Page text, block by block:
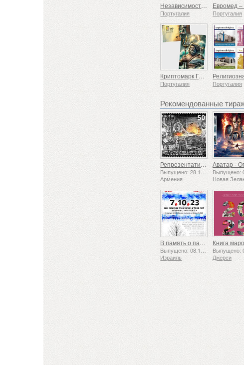
Независимость Кабо-Верде — 50 лет
Португалия Португалия
Криптомарк Герои мифологии
Португалия Португалия
Рекомендованные
Репрезентативный список нематериального культурного наследия человечества ЮНЕСКО — Традиция кузнечного дела в Гюмри
Армения
Новая
В память о павших и убиенных 7 октября 2023 года
Израиль
Книга
Джерси